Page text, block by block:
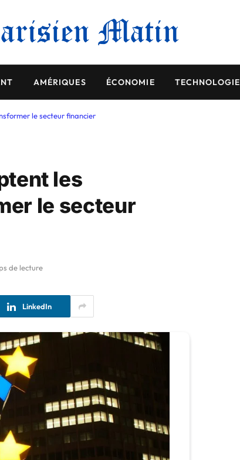
AMÉRIQUES ÉCONOMIE TECHNOLOGIE
le secteur financier
les
le secteur
de lecture
LinkedIn